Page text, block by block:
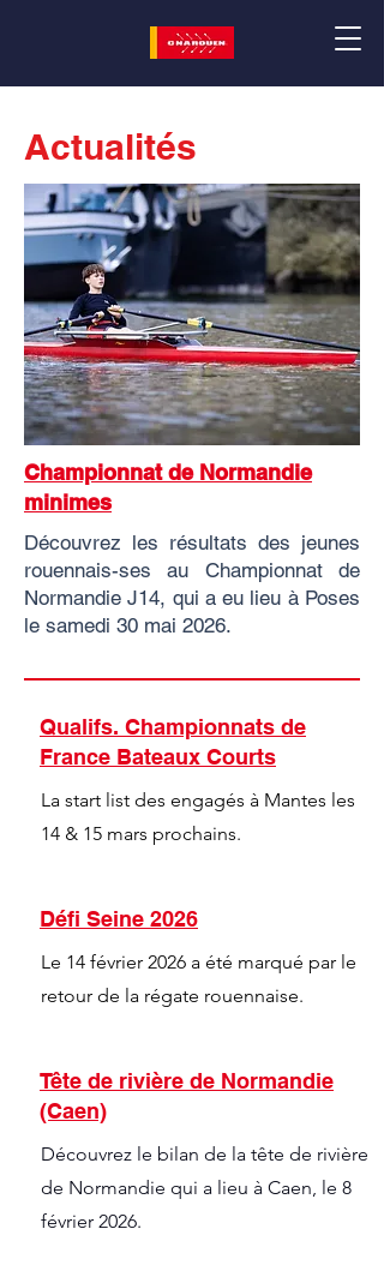
Actualités
Championnat de Normandie
minimes
Découvrez les résultats des jeunes
rouennais-ses au Championnat de
Normandie J14, qui a eu lieu à Poses
le samedi 30 mai 2026.
Qualifs. Championnats de
France Bateaux Courts
La start list des engagés à Mantes les
14 & 15 mars prochains.
Défi Seine 2026
Le 14 février 2026 a été marqué par le
retour de la régate rouennaise.
Tête de rivière de Normandie
(Caen)
Découvrez le bilan de la tête de rivière
de Normandie qui a lieu à Caen, le 8
février 2026.